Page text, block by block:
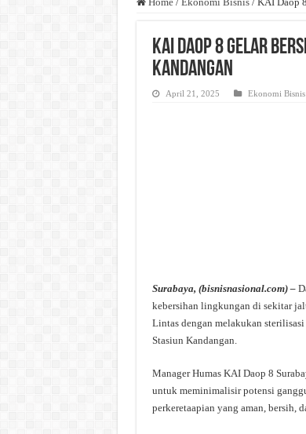
KAI Daop 8 Gelar
Kandangan
April 21, 2025 Ekonomi Bisnis
Surabaya, (bisnisnasional.com) –
kebersihan lingkungan di sekitar
Lintas dengan melakukan
Stasiun Kandangan.
Manager Humas KAI Daop 8
untuk meminimalisir potensi
perkeretaapian yang aman, bersih,